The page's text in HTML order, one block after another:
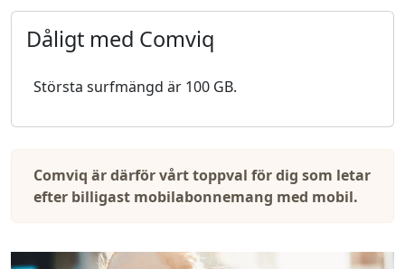
Dåligt med Comviq
Största surfmängd är 100 GB.
Comviq är därför vårt toppval för dig som letar
efter billigast mobilabonnemang med mobil.